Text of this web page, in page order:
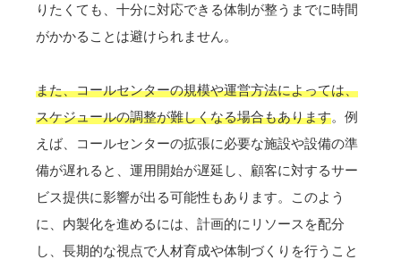
りたくても、十分に対応できる体制が整うまでに時間
がかかることは避けられません。
また、コールセンターの規模や運営方法によっては、
スケジュールの調整が難しくなる場合もあります。例
えば、コールセンターの拡張に必要な施設や設備の準
備が遅れると、運用開始が遅延し、顧客に対するサー
ビス提供に影響が出る可能性もあります。このよう
に、内製化を進めるには、計画的にリソースを配分
し、長期的な視点で人材育成や体制づくりを行うこと